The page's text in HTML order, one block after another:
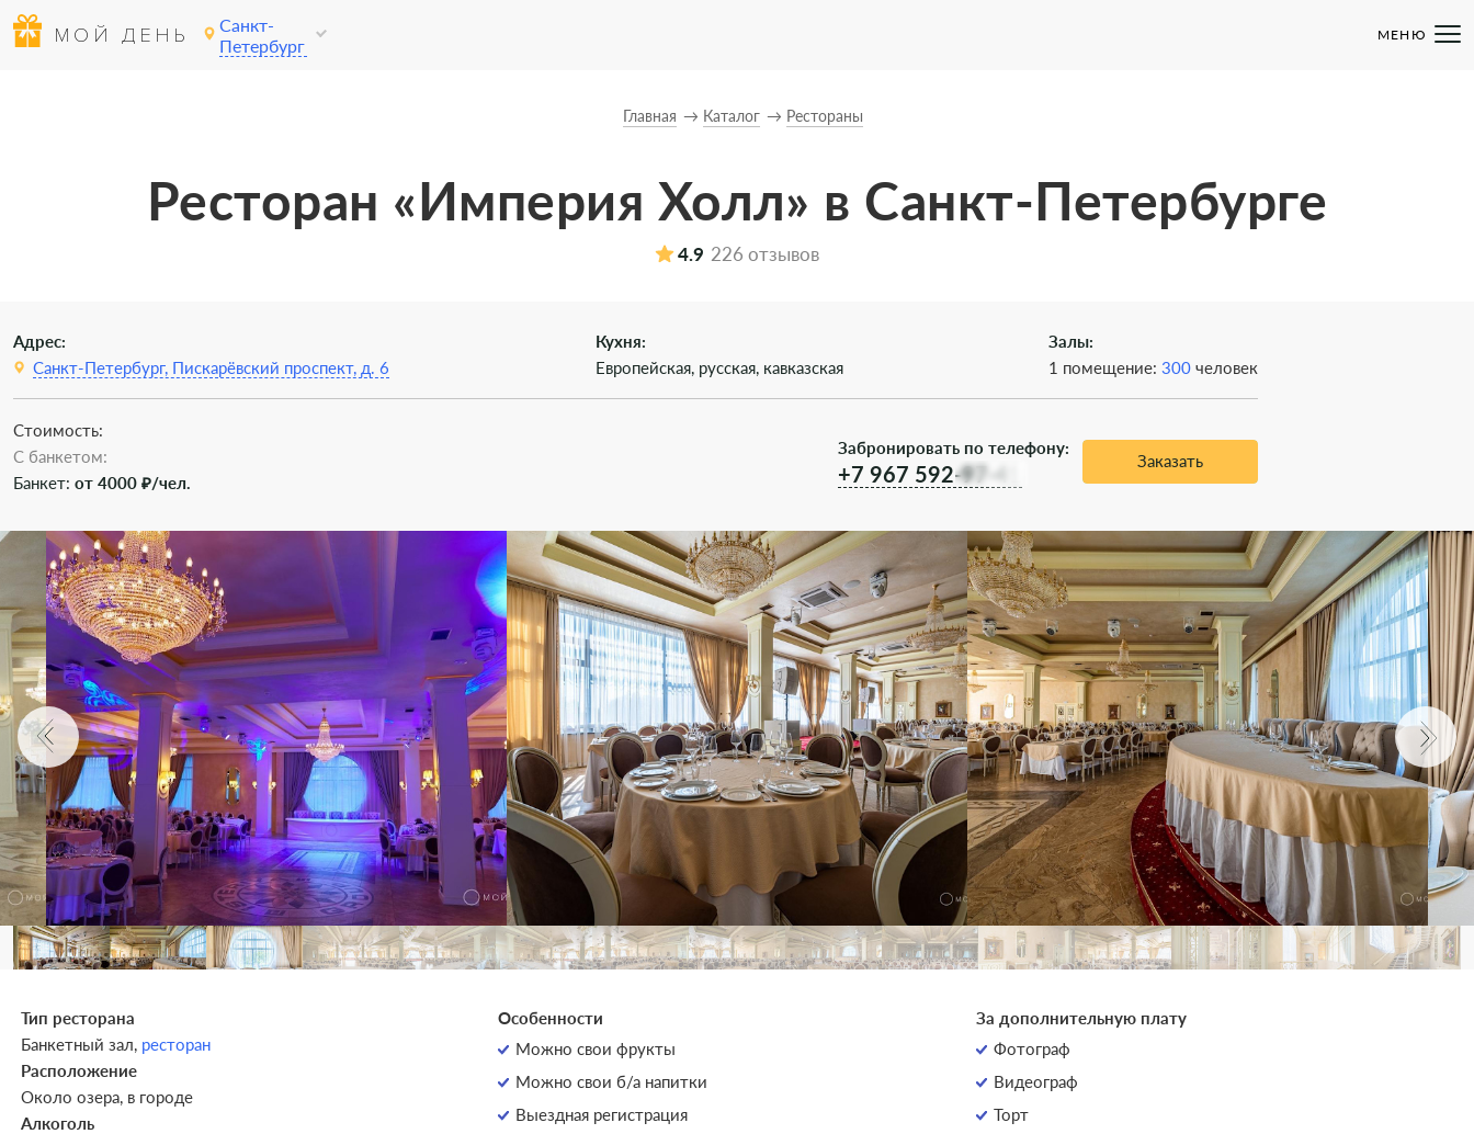
МОЙ ДЕНЬ
Санкт-
Петербург
МЕНЮ
Главная Каталог Рестораны
Ресторан «Империя Холл» в Санкт-Петербурге
4.9 226 отзывов
Адрес:
Санкт-Петербург, Пискарёвский проспект, д. 6
Кухня:
Европейская, русская, кавказская
Залы:
1 помещение: 300 человек
Стоимость:
C банкетом:
Банкет: от 4000 ₽/чел.
Забронировать по телефону:
+7 967 592-97-41 Заказать
Тип ресторана
Банкетный зал, ресторан
Расположение
Около озера, в городе
Алкоголь
Особенности
Можно свои фрукты
Можно свои б/а напитки
Выездная регистрация
За дополнительную плату
Фотограф
Видеограф
Торт